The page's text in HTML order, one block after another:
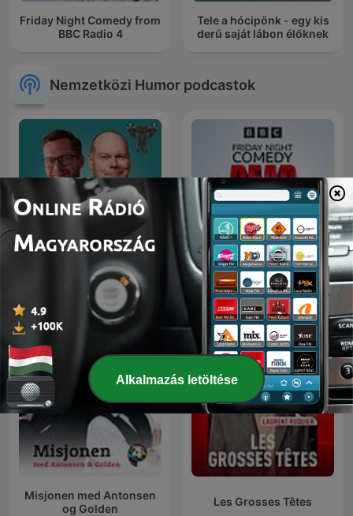
Friday Night Comedy from
BBC Radio 4
Tele a hócipőnk - egy kis
derű saját lábon élőknek
Nemzetközi Humor podcastok
Elefanten i rummet
Friday Night Comedy from
BBC Radio 4
Misjonen med Antonsen
og Golden
Les Grosses Têtes
Alkalmazás letöltése